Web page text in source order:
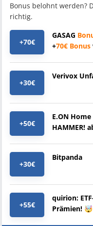
Bonus belohnt werden?
richtig.
+70€
GASAG
+70€ Bonus
+30€
Verivox
+50€
E.ON
HAMMER!
+30€
Bitpanda
+55€
quirion:
Prämien!